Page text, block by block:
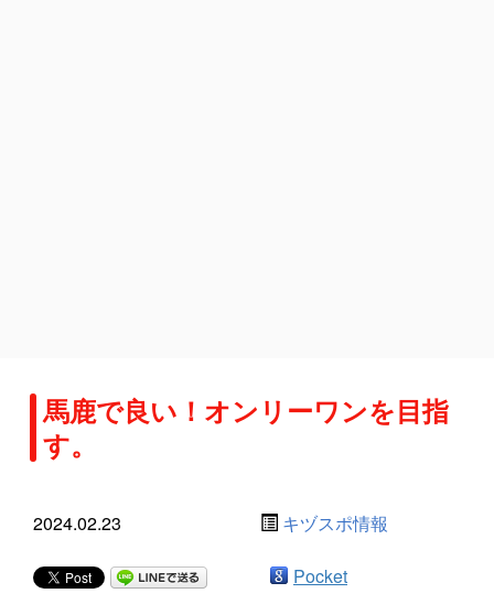
馬鹿で良い！オンリーワンを目指
す。
2024.02.23 キヅスポ情報
Pocket